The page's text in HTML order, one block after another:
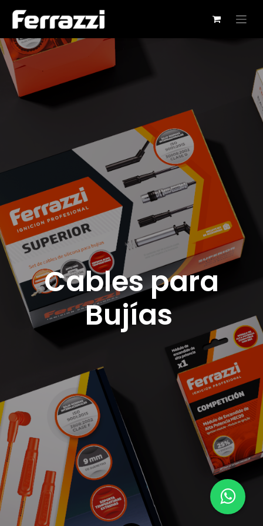
Cables para
Bujías